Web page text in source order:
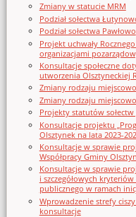
Zmiany w statucie MRM
Podział sołectwa
Podział sołectwa Pawłowo
Projekt uchwały
organizacjami
Konsultacje społeczne
utworzenia Olsztyneckiej
Zmiany rodzaju
Zmiany rodzaju
Projekty statutów
Konsultacje projektu
Olsztynek na lata 2023-
Konsultacje w sprawie
Współpracy Gminy
Konsultacje w sprawie
i szczegółowych
publicznego w ramach
Wprowadzenie strefy
konsultacje